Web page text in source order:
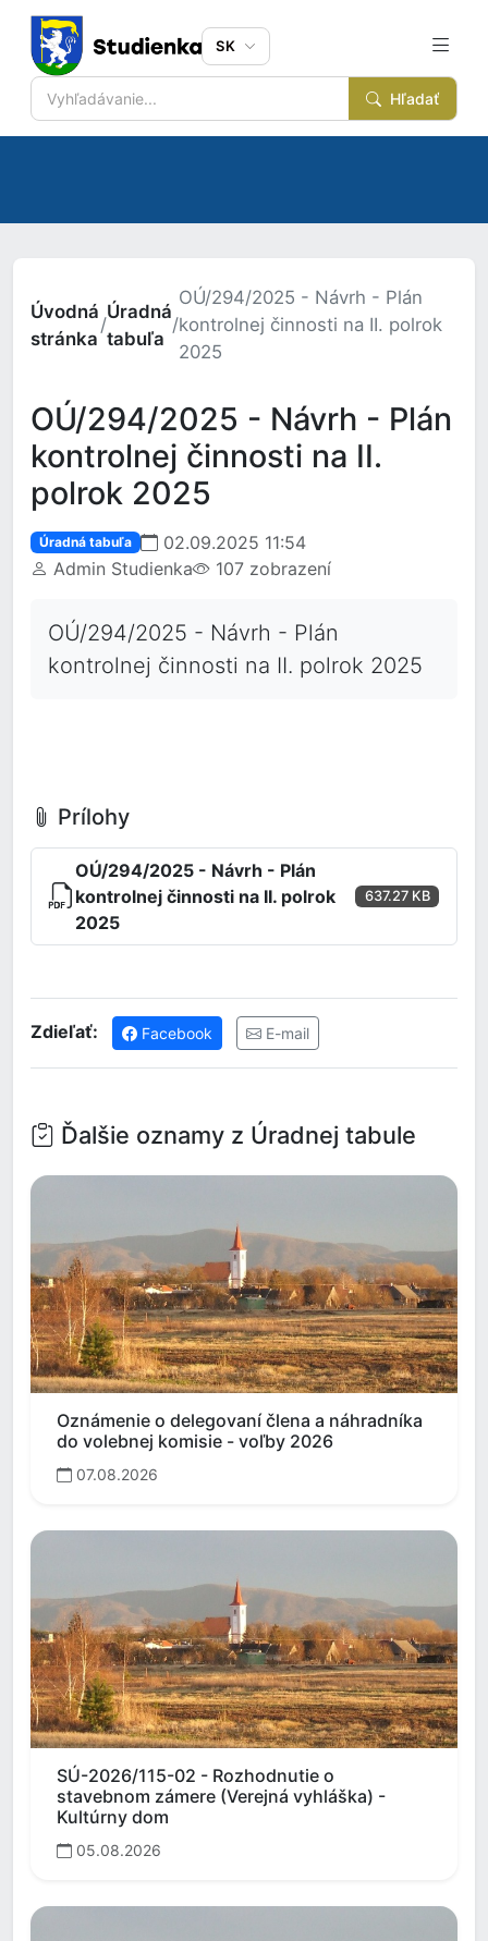
Hľadať
SK
Úvodná
stránka
/
Úradná
tabuľa
/
OÚ/294/2025 - Návrh - Plán
kontrolnej činnosti na II. polrok
2025
OÚ/294/2025 - Návrh - Plán
kontrolnej činnosti na II.
polrok 2025
Úradná tabuľa
02.09.2025 11:54
Admin Studienka
107 zobrazení
OÚ/294/2025 - Návrh - Plán
kontrolnej činnosti na II. polrok 2025
Prílohy
OÚ/294/2025 - Návrh - Plán
kontrolnej činnosti na II. polrok
2025
637.27 KB
Zdieľať: Facebook E-mail
Ďalšie oznamy z Úradnej tabule
Oznámenie o delegovaní člena a náhradníka
do volebnej komisie - voľby 2026
07.08.2026
SÚ-2026/115-02 - Rozhodnutie o
stavebnom zámere (Verejná vyhláška) -
Kultúrny dom
05.08.2026